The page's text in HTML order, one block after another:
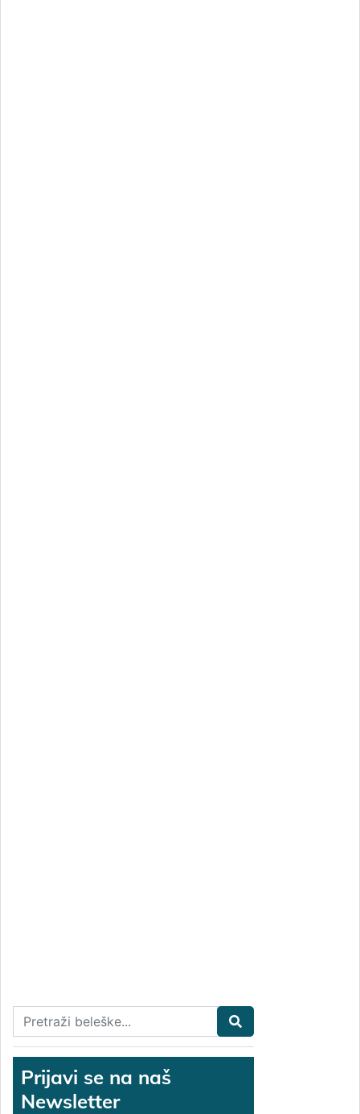
Prijavi se na naš
Newsletter